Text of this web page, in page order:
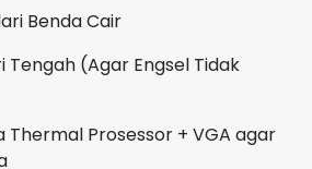
Benda Cair
(Agar Engsel Tidak
Prosessor + VGA agar